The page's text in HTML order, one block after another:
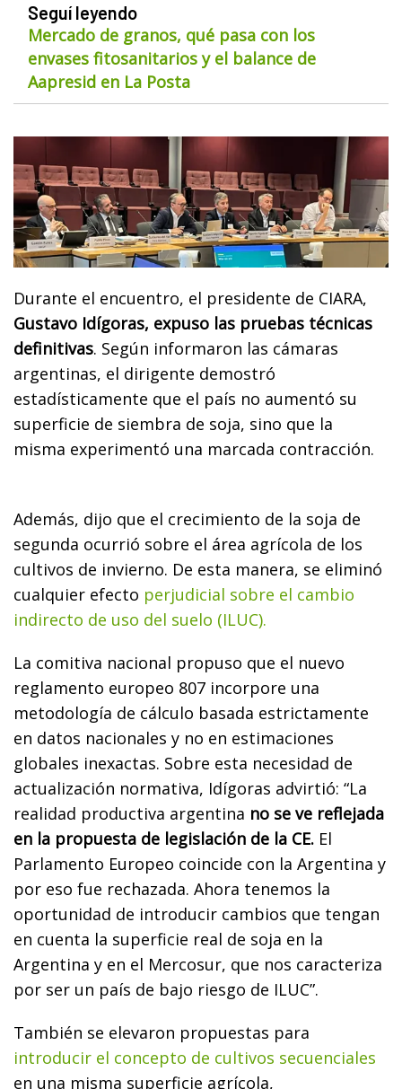
Seguí leyendo
Mercado de granos, qué pasa con los
envases fitosanitarios y el balance de
Aapresid en La Posta
Durante el encuentro, el presidente de CIARA,
Gustavo Idígoras, expuso las pruebas técnicas
definitivas. Según informaron las cámaras
argentinas, el dirigente demostró
estadísticamente que el país no aumentó su
superficie de siembra de soja, sino que la
misma experimentó una marcada contracción.
Además, dijo que el crecimiento de la soja de
segunda ocurrió sobre el área agrícola de los
cultivos de invierno. De esta manera, se eliminó
cualquier efecto perjudicial sobre el cambio
indirecto de uso del suelo (ILUC).
La comitiva nacional propuso que el nuevo
reglamento europeo 807 incorpore una
metodología de cálculo basada estrictamente
en datos nacionales y no en estimaciones
globales inexactas. Sobre esta necesidad de
actualización normativa, Idígoras advirtió: “La
realidad productiva argentina no se ve reflejada
en la propuesta de legislación de la CE. El
Parlamento Europeo coincide con la Argentina y
por eso fue rechazada. Ahora tenemos la
oportunidad de introducir cambios que tengan
en cuenta la superficie real de soja en la
Argentina y en el Mercosur, que nos caracteriza
por ser un país de bajo riesgo de ILUC”.
También se elevaron propuestas para
introducir el concepto de cultivos secuenciales
en una misma superficie agrícola,